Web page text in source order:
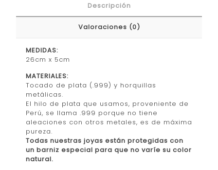
Descripción
Valoraciones (0)
MEDIDAS:
26cm x 5cm
MATERIALES:
Tocado de plata (.999) y horquillas
metálicas.
El hilo de plata que usamos, proveniente de
Perú, se llama .999 porque no tiene
aleaciones con otros metales, es de máxima
pureza.
Todas nuestras joyas están protegidas con
un barniz especial para que no varíe su color
natural.